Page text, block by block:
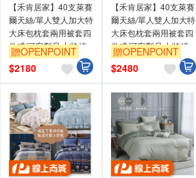
【禾肯居家】40支萊賽
爾天絲/單人雙人加大特
大床包枕套兩用被套四
件式/可客製尺寸/快速
出貨/台灣製造/親膚透
氣/多款花色
贈OPENPOINT
$2180
【禾肯居家】40支萊賽
爾天絲/單人雙人加大特
大床包枕套兩用被套四
件式/可客製尺寸/快速
出貨/台灣製造/親膚透
氣/多款花色
贈OPENPOINT
$2480